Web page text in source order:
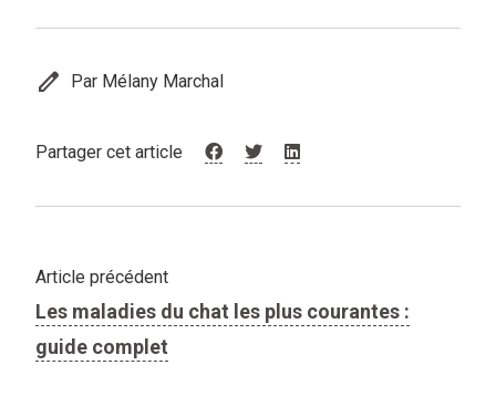
edit Par Mélany Marchal
Partager cet article
Article précédent
Les maladies du chat les plus courantes :
guide complet